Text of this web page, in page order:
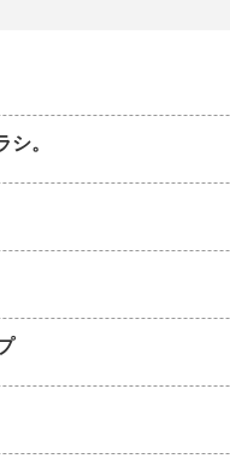
。